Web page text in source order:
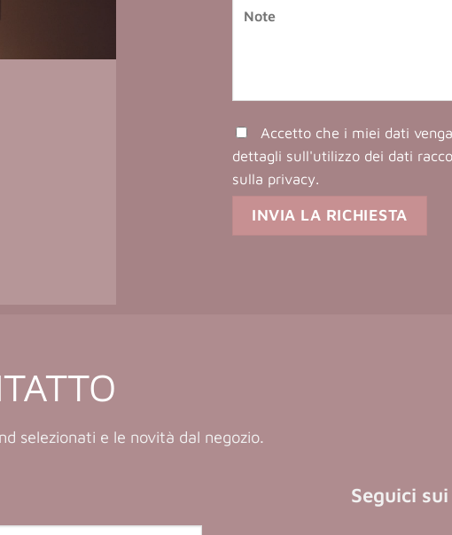
Accetto che i miei dati
dettagli sull'utilizzo dei dati
sulla privacy
selezionati e le novità dal negozio.
Seguici